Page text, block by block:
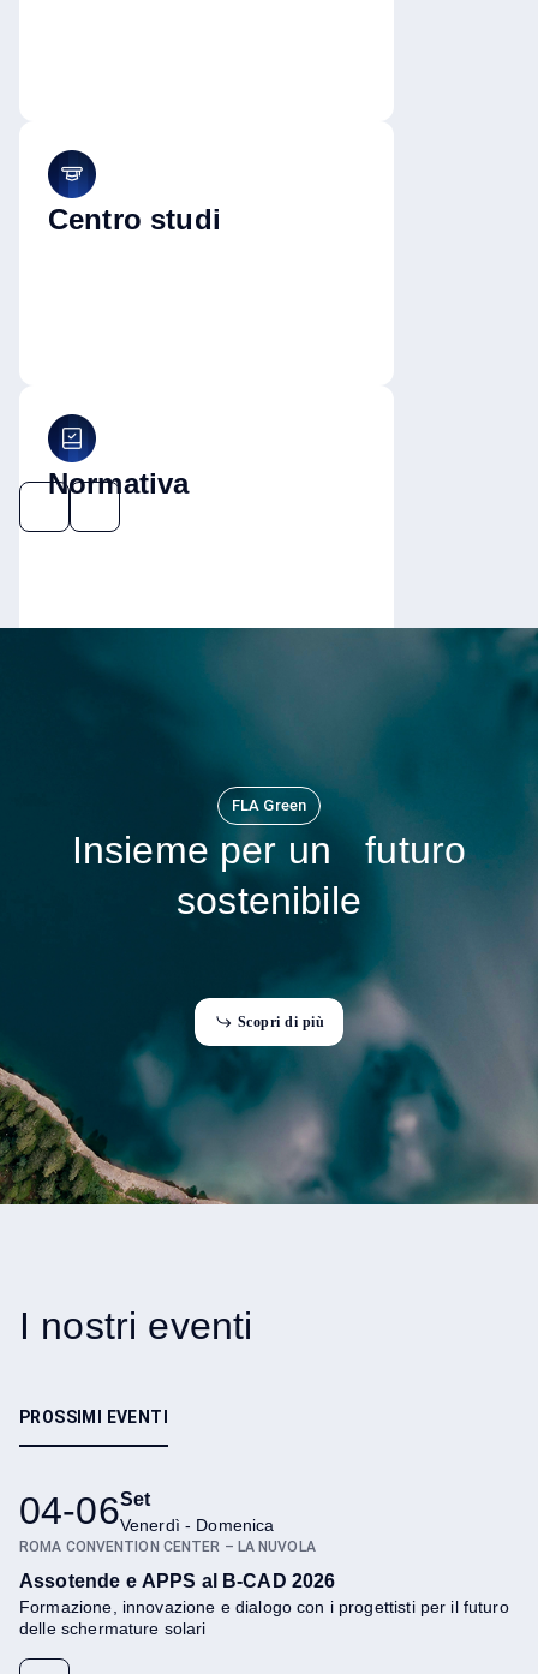
Centro studi
Normativa
Finanziamenti
Innovazione
FLA Green
Insieme per un futuro
sostenibile
Scopri di più
Sco ridipiù
I nostri eventi
PROSSIMI EVENTI
04-06Set
Venerdì - Domenica
ROMA CONVENTION CENTER – LA NUVOLA
Assotende e APPS al B-CAD 2026
Formazione, innovazione e dialogo con i progettisti per il futuro
delle schermature solari